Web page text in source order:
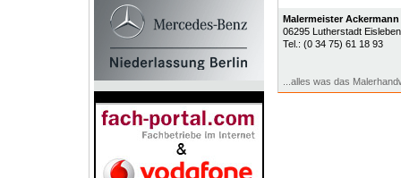
Malermeister Ackermann
06295 Lutherstadt Eisleben
Tel.: (0 34 75) 61 18 93
...alles was das